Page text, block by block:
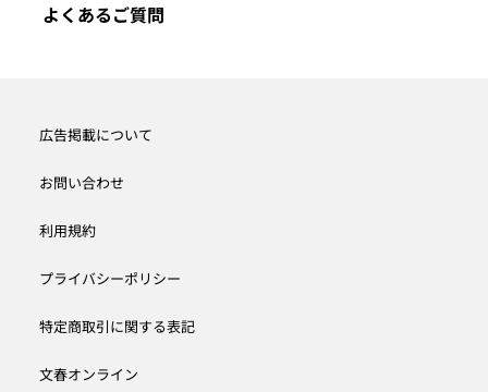
よくあるご質問
広告掲載について
お問い合わせ
利用規約
プライバシーポリシー
特定商取引に関する表記
文春オンライン